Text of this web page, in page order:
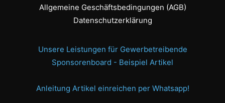
Allgemeine Geschäftsbedingungen (AGB)
Datenschutzerklärung
Unsere Leistungen für Gewerbetreibende
Sponsorenboard - Beispiel Artikel
Anleitung Artikel einreichen per Whatsapp!